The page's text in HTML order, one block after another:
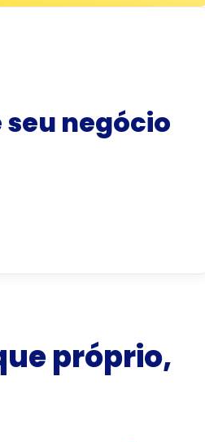
negócio
próprio,